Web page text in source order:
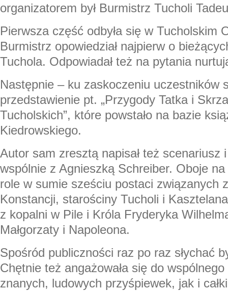
organizatorem był Burmistrz Tucholi
Pierwsza część odbyła się w Tucholskim
Burmistrz opowiedział najpierw o
Tuchola. Odpowiadał też na pytania
Następnie – ku zaskoczeniu uczestników
przedstawienie pt. „Przygody Tatka i
Tucholskich”, które powstało na bazie
Kiedrowskiego.
Autor sam zresztą napisał też scenariusz
wspólnie z Agnieszką Schreiber. Oboje
role w sumie sześciu postaci związanych
Konstancji, starościny Tucholi i
z kopalni w Pile i Króla Fryderyka
Małgorzaty i Napoleona.
Spośród publiczności raz po raz słychać
Chętnie też angażowała się do
znanych, ludowych przyśpiewek, jak i